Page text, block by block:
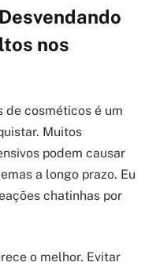
nos
de cosméticos é um
Muitos
podem causar
a longo prazo. Eu
chatinhas por
o melhor. Evitar